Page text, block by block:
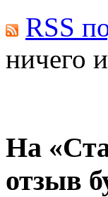
RSS
ничего
На
отзыв